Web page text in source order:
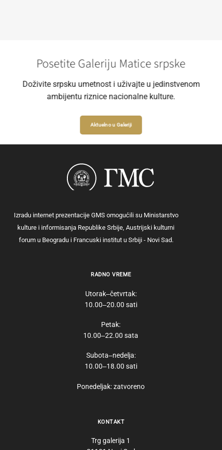
Posetite Galeriju Matice srpske
Doživite srpsku umetnost i uživajte u jedinstvenom
ambijentu riznice nacionalne kulture.
Aktuelno u Galeriji
Izradu internet prezentacije GMS omogućili su Ministarstvo
kulture i informisanja Republike Srbije, Austrijski kulturni
forum u Beogradu i Francuski institut u Srbiji - Novi Sad.
RADNO VREME
Utorak‒četvrtak:
10.00‒20.00 sati
Petak:
10.00‒22.00 sata
Subota‒nedelja:
10.00‒18.00 sati
Ponedeljak: zatvoreno
KONTAKT
Trg galerija 1